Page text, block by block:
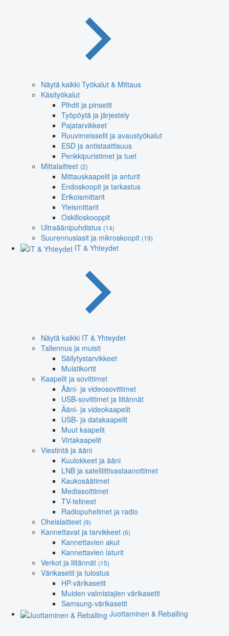
Näytä kaikki Työkalut & Mittaus
Käsityökalut
Pihdit ja pinsetit
Työpöytä ja järjestely
Pajatarvikkeet
Ruuvimeisselit ja avaustyökalut
ESD ja antistaattisuus
Penkkipuristimet ja tuet
Mittalaitteet (2)
Mittauskaapelit ja anturit
Endoskoopit ja tarkastus
Erikoismittarit
Yleismittarit
Oskilloskooppit
Ultraäänipuhdistus (14)
Suurennuslasit ja mikroskoopit (19)
IT & Yhteydet
Näytä kaikki IT & Yhteydet
Tallennus ja muisti
Säilytystarvikkeet
Muistikortit
Kaapelit ja sovittimet
Ääni- ja videosovittimet
USB-sovittimet ja liitännät
Ääni- ja videokaapelit
USB- ja datakaapelit
Muut kaapelit
Virtakaapelit
Viestintä ja ääni
Kuulokkeet ja ääni
LNB ja satelliittivastaanottimet
Kaukosäätimet
Mediasoittimet
TV-telineet
Radiopuhelimet ja radio
Oheislaitteet (9)
Kannettavat ja tarvikkeet (6)
Kannettavien akut
Kannettavien laturit
Verkot ja liitännät (15)
Värikasetit ja tulostus
HP-värikasetit
Muiden valmistajien värikasetit
Samsung-värikasetit
Juottaminen & Reballing